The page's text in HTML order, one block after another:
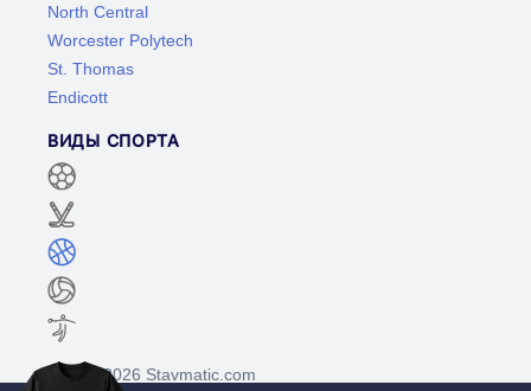
North Central
Worcester Polytech
St. Thomas
Endicott
ВИДЫ СПОРТА
©2017-2026 Stavmatic.com